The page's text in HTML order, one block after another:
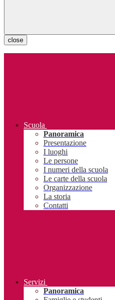
close
Scuola
Panoramica
Presentazione
I luoghi
Le persone
I numeri della scuola
Le carte della scuola
Organizzazione
La storia
Contatti
Servizi
Panoramica